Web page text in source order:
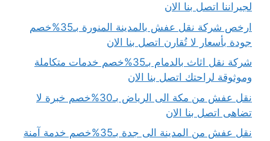
لجيراننا اتصل بنا الان
ارخص شركة نقل عفش بالمدينة المنورة بـ35%خصم
جودة بأسعار لا تُقارن اتصل بنا الان
شركة نقل اثاث بالدمام بـ35%خصم خدمات متكاملة
وموثوقة لراحتك اتصل بنا الان
نقل عفش من مكة الى الرياض بـ30%خصم خبرة لا
تضاهى اتصل بنا الان
نقل عفش من المدينة الى جدة بـ35%خصم خدمة آمنة